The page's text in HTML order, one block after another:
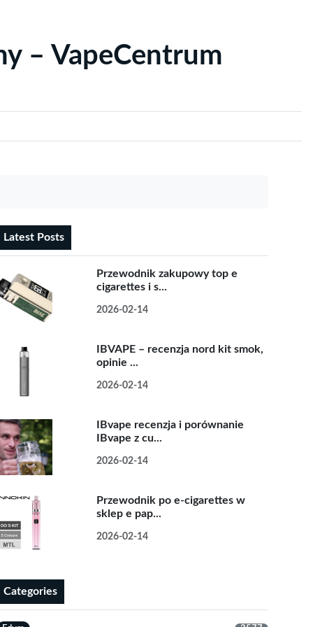
– VapeCentrum
Latest Posts
Przewodnik zakupowy top e
cigarettes i s...
2026-02-14
IBVAPE – recenzja nord kit smok,
opinie ...
2026-02-14
IBvape recenzja i porównanie
IBvape z cu...
2026-02-14
Przewodnik po e-cigarettes w
sklep e pap...
2026-02-14
Categories